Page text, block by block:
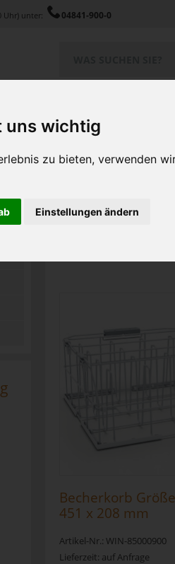
uns wichtig
zu bieten, verwenden
Einstellungen ändern
Uhr) unter: 04841-900-0
Zurück
Becherkorb
451 x 208 mm
Artikel-Nr.: WIN-85000900
Lieferzeit: auf Anfrage